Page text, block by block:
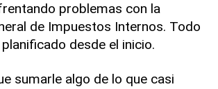
problemas con la
de Impuestos Internos. Todo
desde el inicio.
sumarle algo de lo que casi